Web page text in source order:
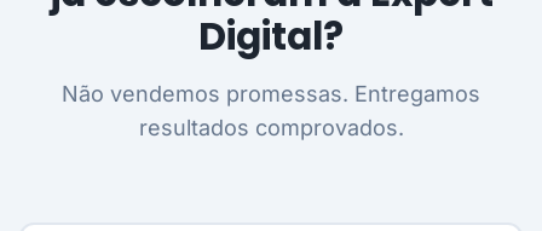
Digital?
Não vendemos promessas. Entregamos
resultados comprovados.